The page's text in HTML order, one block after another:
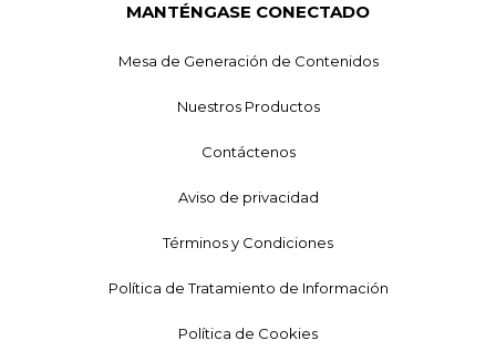
MANTÉNGASE CONECTADO
Mesa de Generación de Contenidos
Nuestros Productos
Contáctenos
Aviso de privacidad
Términos y Condiciones
Política de Tratamiento de Información
Política de Cookies